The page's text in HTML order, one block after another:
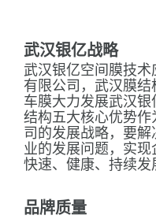
武汉银亿战略
武汉银亿空间膜技术
有限公司，武汉膜结
车膜大力发展武汉银
结构五大核心优势作
司的发展战略，要解
业的发展问题，实现
快速、健康、持续发
品牌质量